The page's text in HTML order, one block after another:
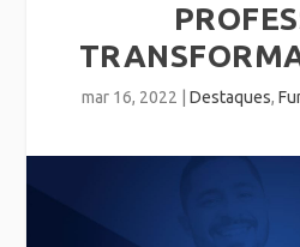
mar 16, 2022 Destaques,